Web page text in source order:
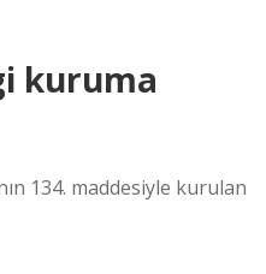
kuruma
134. maddesiyle kurulan